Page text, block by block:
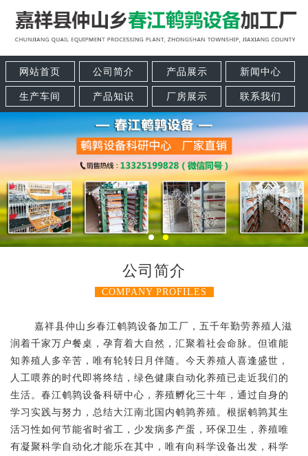
网站首页 公司简介 产品展示 新闻中心
生产车间 产品知识 厂房展示 联系我们
公司简介
COMPANY PROFILES
嘉祥县仲山乡春江鹌鹑设备加工厂，五千年勤劳养殖人滋
润着千家万户餐桌，孕育着大自然，汇聚着社会命脉。但谁能
知养殖人多辛苦，唯有轮转日月伴随。今天养殖人喜逢盛世，
人工喂养的时代即将终结，绿色健康自动化养殖已走近我们的
生活。春江鹌鹑设备科研中心，养殖孵化三十年，通过自身的
学习实践与努力，总结大江南北国内鹌鹑养殖。根据鹌鹑其生
活习性如何节能省时省工，少发病多产蛋，环保卫生，养殖唯
有凝聚科学自动化才能乐在其中，唯有向科学设备出发，科学